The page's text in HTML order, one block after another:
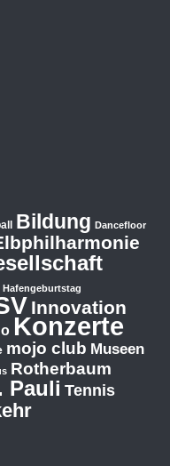
Bildung Dancefloor
Hafengeburtstag
Innovation
Konzerte
mojo club Museen
Rotherbaum
Pauli Tennis